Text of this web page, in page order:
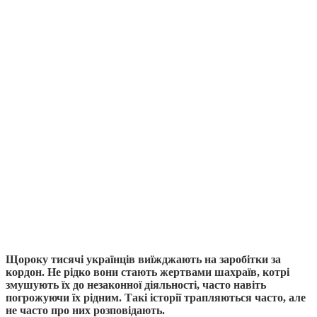
Щороку тисячі українців виїжджають на заробітки за
кордон. Не рідко вони стають жертвами шахраїв, котрі
змушують їх до незаконної діяльності, часто навіть
погрожуючи їх рідним. Такі історії трапляються часто, але
не часто про них розповідають.